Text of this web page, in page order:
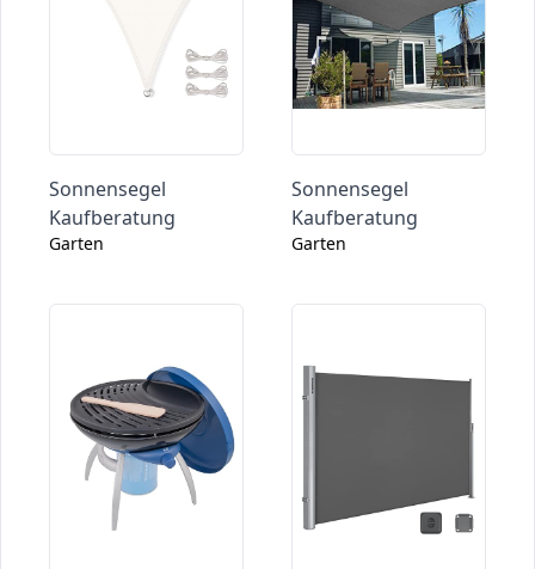
Sonnensegel
Kaufberatung
Garten
Sonnensegel
Kaufberatung
Garten